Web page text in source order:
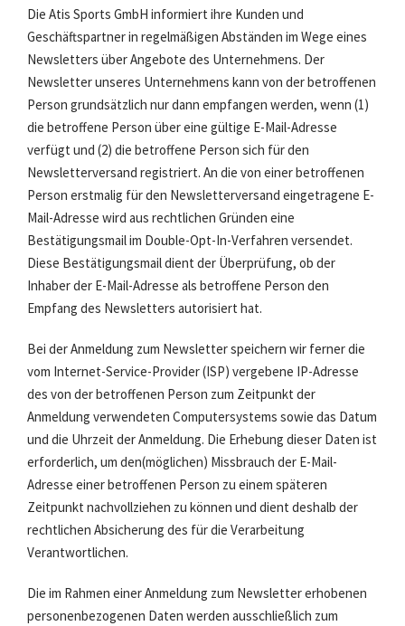
Die Atis Sports GmbH informiert ihre Kunden und
Geschäftspartner in regelmäßigen Abständen im Wege eines
Newsletters über Angebote des Unternehmens. Der
Newsletter unseres Unternehmens kann von der betroffenen
Person grundsätzlich nur dann empfangen werden, wenn (1)
die betroffene Person über eine gültige E-Mail-Adresse
verfügt und (2) die betroffene Person sich für den
Newsletterversand registriert. An die von einer betroffenen
Person erstmalig für den Newsletterversand eingetragene E-
Mail-Adresse wird aus rechtlichen Gründen eine
Bestätigungsmail im Double-Opt-In-Verfahren versendet.
Diese Bestätigungsmail dient der Überprüfung, ob der
Inhaber der E-Mail-Adresse als betroffene Person den
Empfang des Newsletters autorisiert hat.
Bei der Anmeldung zum Newsletter speichern wir ferner die
vom Internet-Service-Provider (ISP) vergebene IP-Adresse
des von der betroffenen Person zum Zeitpunkt der
Anmeldung verwendeten Computersystems sowie das Datum
und die Uhrzeit der Anmeldung. Die Erhebung dieser Daten ist
erforderlich, um den(möglichen) Missbrauch der E-Mail-
Adresse einer betroffenen Person zu einem späteren
Zeitpunkt nachvollziehen zu können und dient deshalb der
rechtlichen Absicherung des für die Verarbeitung
Verantwortlichen.
Die im Rahmen einer Anmeldung zum Newsletter erhobenen
personenbezogenen Daten werden ausschließlich zum